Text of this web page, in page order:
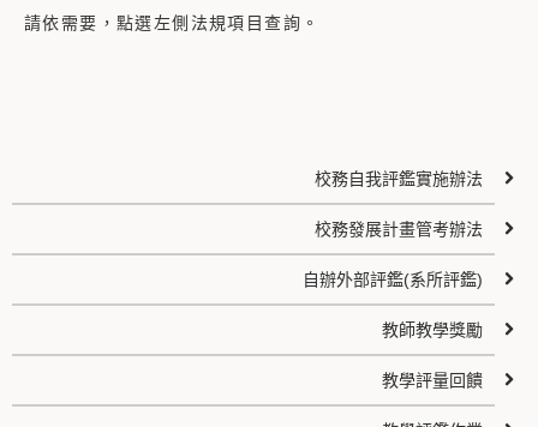
請依需要，點選左側法規項目查詢。
校務自我評鑑實施辦法
校務發展計畫管考辦法
自辦外部評鑑(系所評鑑)
教師教學獎勵
教學評量回饋